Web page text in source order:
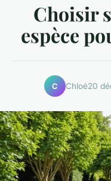
Choisir
espèce
C Chloé20